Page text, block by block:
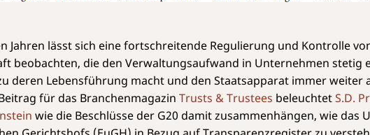
Jahren lässt sich eine fortschreitende Regulierung und Kontrolle
beobachten, die den Verwaltungsaufwand in Unternehmen stetig
deren Lebensführung macht und den Staatsapparat immer weiter
für das Branchenmagazin Trusts & Trustees beleuchtetS.D.
wie die Beschlüsse der G20 damit zusammenhängen, wie das